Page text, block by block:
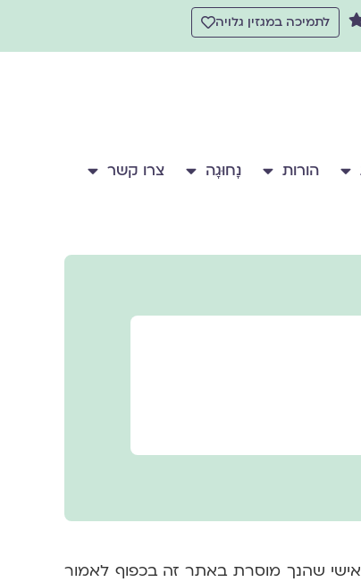
לתמיכה במגזין גלויה
הורות נָחוּגָה צרו קשר
שהנך מוסרת באתר זה בכפוף לאמור